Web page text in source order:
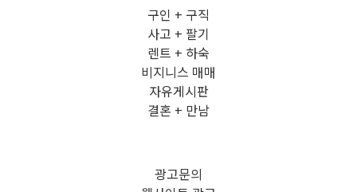
구인 + 구직
사고 + 팔기
렌트 + 하숙
비지니스 매매
자유게시판
결혼 + 만남
광고문의